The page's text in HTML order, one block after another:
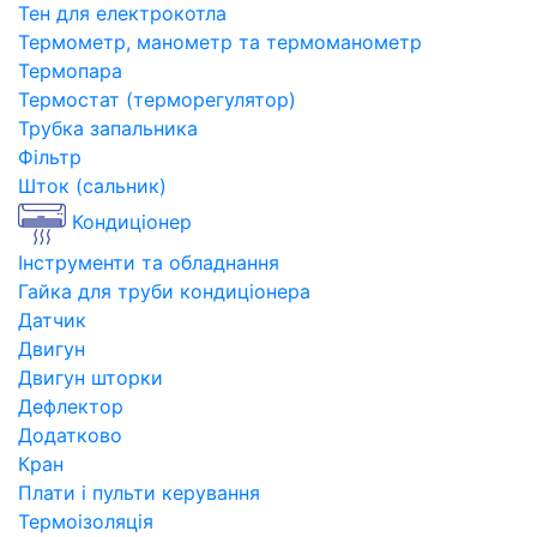
Тен для електрокотла
Термометр, манометр та термоманометр
Термопара
Термостат (терморегулятор)
Трубка запальника
Фільтр
Шток (сальник)
Кондиціонер
Інструменти та обладнання
Гайка для труби кондиціонера
Датчик
Двигун
Двигун шторки
Дефлектор
Додатково
Кран
Плати і пульти керування
Термоізоляція